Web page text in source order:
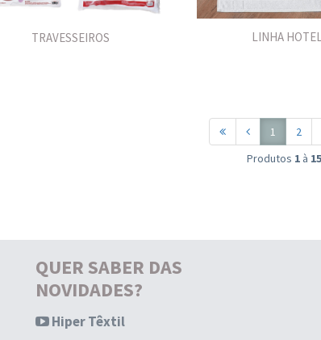
TRAVESSEIROS LINHA
1 2
Produtos 1à 15
QUER SABER DAS
NOVIDADES?
Hiper Têxtil